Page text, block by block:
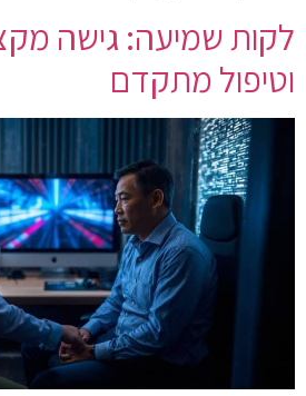
לקות שמיעה: גישה
וטיפול מתקדם